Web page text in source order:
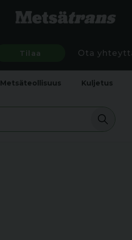
Tilaa Ota
Metsäteollisuus Kuljetus